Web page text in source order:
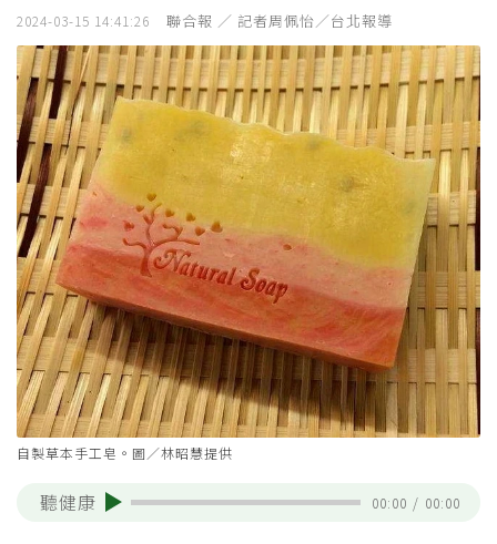
2024-03-15 14:41:26 聯合報 ／ 記者周佩怡／台北報導
自製草本手工皂。圖／林昭慧提供
聽健康 00:00 / 00:00